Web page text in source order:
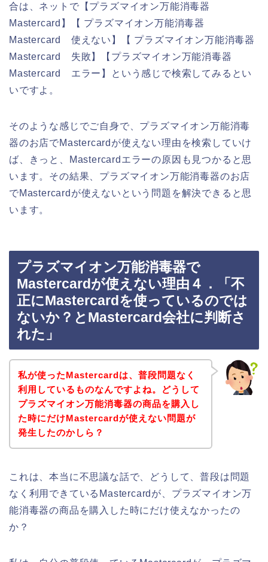
合は、ネットで【プラズマイオン万能消毒器
Mastercard】【 プラズマイオン万能消毒器
Mastercard 使えない】【 プラズマイオン万能消毒器
Mastercard 失敗】【プラズマイオン万能消毒器
Mastercard エラー】という感じで検索してみるとい
いですよ。
そのような感じでご自身で、プラズマイオン万能消毒
器のお店でMastercardが使えない理由を検索していけ
ば、きっと、Mastercardエラーの原因も見つかると思
います。その結果、プラズマイオン万能消毒器のお店
でMastercardが使えないという問題を解決できると思
います。
プラズマイオン万能消毒器で
Mastercardが使えない理由４．「不
正にMastercardを使っているのでは
ないか？とMastercard会社に判断さ
れた」
私が使ったMastercardは、普段問題なく
利用しているものなんですよね。どうして
プラズマイオン万能消毒器の商品を購入し
た時にだけMastercardが使えない問題が
発生したのかしら？
これは、本当に不思議な話で、どうして、普段は問題
なく利用できているMastercardが、プラズマイオン万
能消毒器の商品を購入した時にだけ使えなかったの
か？